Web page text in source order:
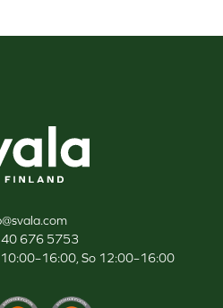
676 5753
So 12:00–16:00